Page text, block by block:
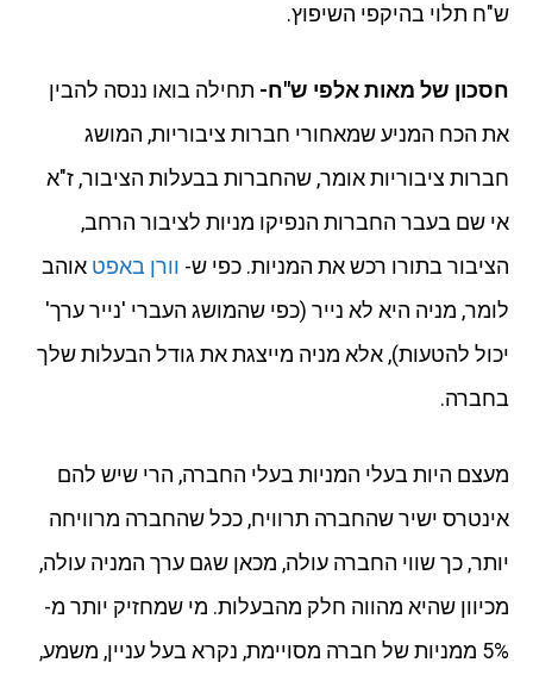
ש"ח תלוי בהיקפי השיפוץ.
חסכון של מאות אלפי ש"ח- תחילה בואו ננסה להבין
את הכח המניע שמאחורי חברות ציבוריות, המושג
חברות ציבוריות אומר, שהחברות בבעלות הציבור, ז"א
אי שם בעבר החברות הנפיקו מניות לציבור הרחב,
הציבור בתורו רכש את המניות. כפי ש- וורן באפט אוהב
לומר, מניה היא לא נייר (כפי שהמושג העברי 'נייר ערך'
יכול להטעות), אלא מניה מייצגת את גודל הבעלות שלך
בחברה.
מעצם היות בעלי המניות בעלי החברה, הרי שיש להם
אינטרס ישיר שהחברה תרוויח, ככל שהחברה מרוויחה
יותר, כך שווי החברה עולה, מכאן שגם ערך המניה עולה,
מכיוון שהיא מהווה חלק מהבעלות. מי שמחזיק יותר מ-
5% ממניות של חברה מסויימת, נקרא בעל עניין, משמע,